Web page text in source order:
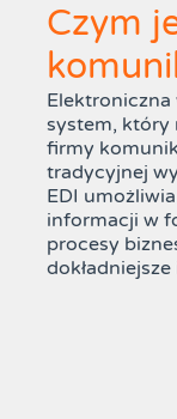
Czym
Elektroniczna
system, który
firmy
tradycyjnej
EDI
informacji w
procesy